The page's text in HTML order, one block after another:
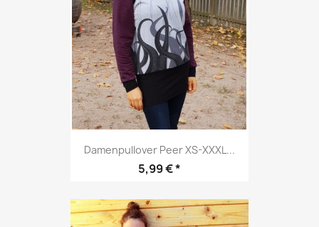
Damenpullover Peer XS-XXXL...
Preis
5,99 € *